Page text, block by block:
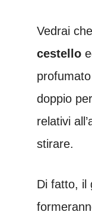
Vedrai
cestello
doppio
relativi
stirare.
Di fatto, il